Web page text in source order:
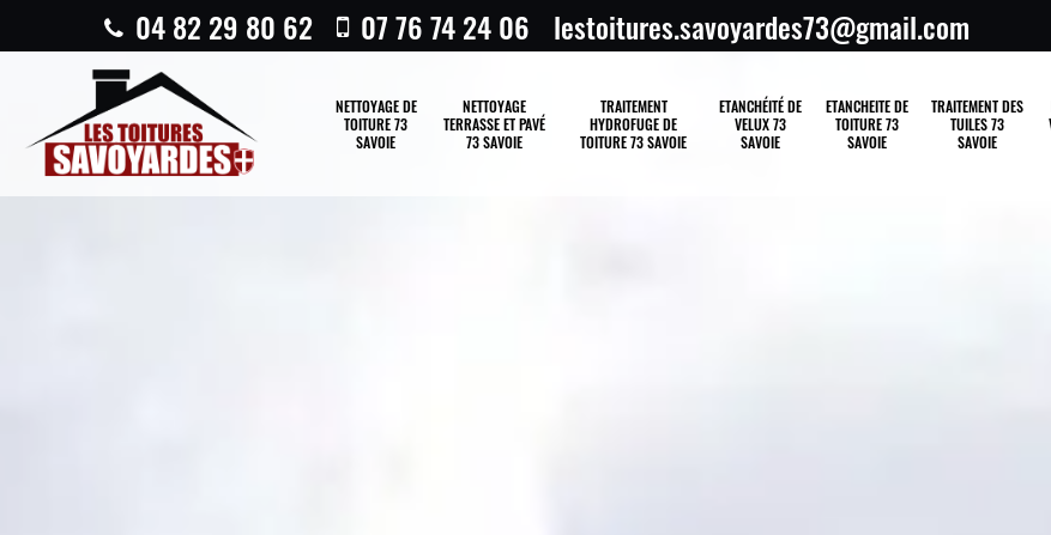
04 82 29 80 62 07 76 74 24 06 lestoitures.savoyardes73@gmail.com
NETTOYAGE DE
TOITURE 73
SAVOIE
NETTOYAGE
TERRASSE ET PAVÉ
73 SAVOIE
TRAITEMENT
HYDROFUGE DE
TOITURE 73 SAVOIE
ETANCHÉITÉ DE
VELUX 73
SAVOIE
ETANCHEITE DE
TOITURE 73
SAVOIE
TRAITEMENT DES
TUILES 73
SAVOIE